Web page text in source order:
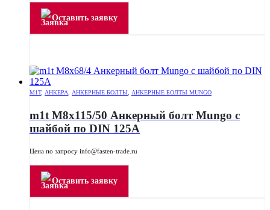
Оставить заявку
M1T, АНКЕРА АНКЕРНЫЕ БОЛТЫ АНКЕРНЫЕ БОЛТЫ MUNGO
m1t M8x115/50 Анкерный болт Mungo с
шайбой по DIN 125A
Цена по запросу info@fasten-trade.ru
Оставить заявку